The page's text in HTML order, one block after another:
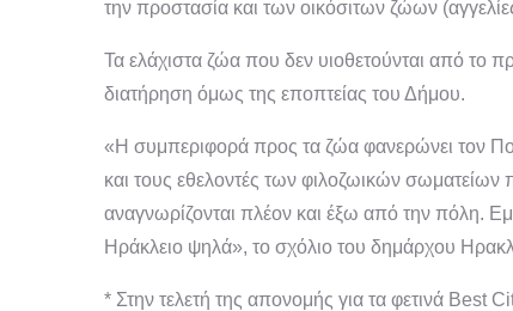
την προστασία και των οικόσιτων ζώων
Τα ελάχιστα ζώα που δεν υιοθετούνται από το
διατήρηση όμως της εποπτείας του Δήμου.
«Η συμπεριφορά προς τα ζώα φανερώνει τον
και τους εθελοντές των φιλοζωικών
αναγνωρίζονται πλέον και έξω από την πόλη.
Ηράκλειο ψηλά», το σχόλιο του δημάρχου
* Στην τελετή της απονομής για τα φετινά Best